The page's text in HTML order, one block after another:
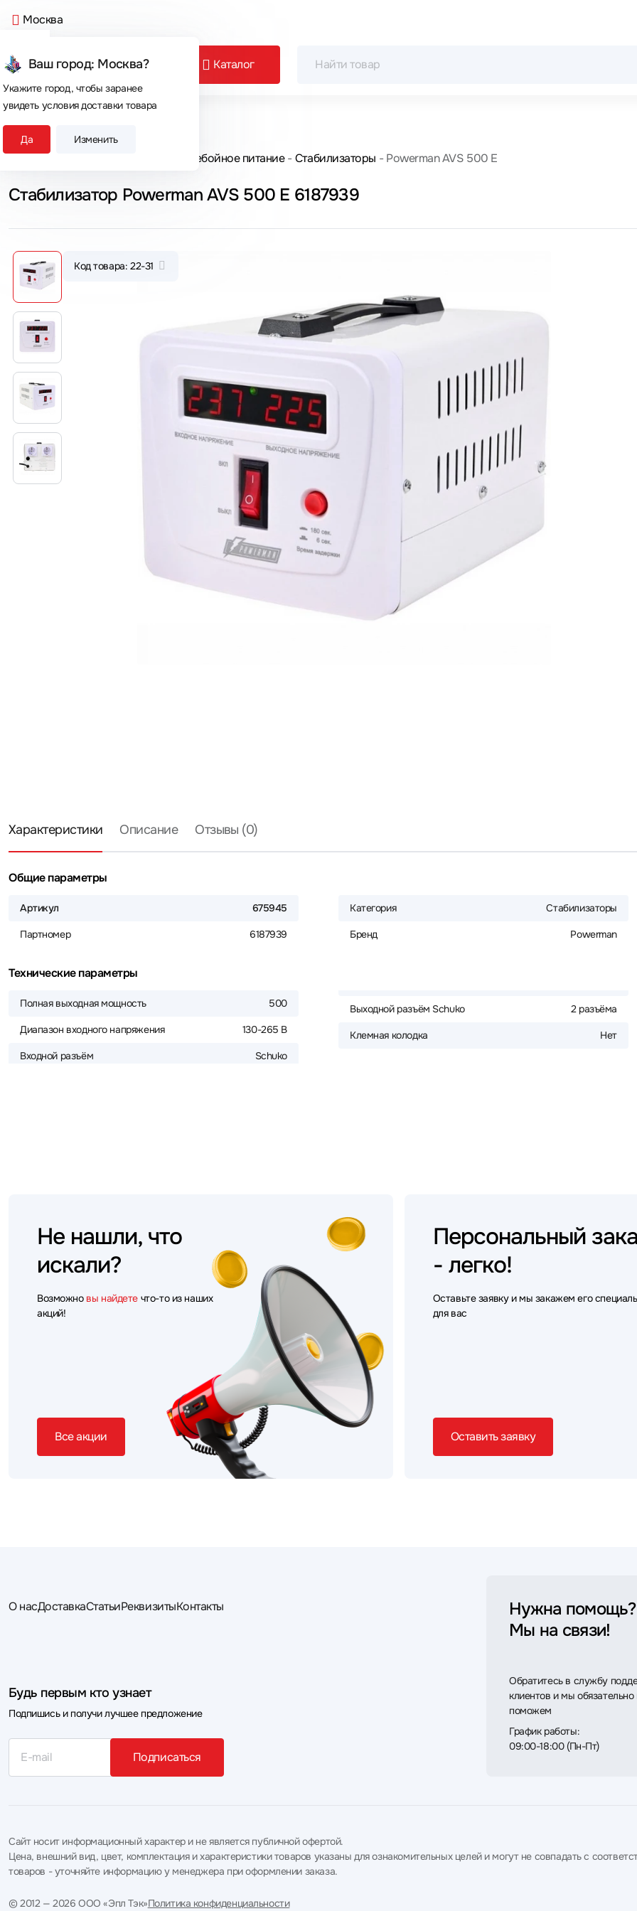
Москва
Ваш город: Москва?
Укажите город, чтобы заранее
увидеть условия доставки товара
Да Изменить
Каталог
Сегодня покупают
Главная Бесперебойное питание Стабилизаторы Powerman AVS 500 E
Стабилизатор Powerman AVS 500 E 6187939
Код товара: 22-31
Характеристики Описание Отзывы (0)
Общие параметры
Артикул 675945
Партномер 6187939
Категория Стабилизаторы
Бренд Powerman
Технические параметры
Полная выходная мощность 500
Диапазон входного напряжения 130-265 В
Входной разъём Schuko
Выходной разъём Schuko 2 разъёма
Клемная колодка Нет
Не нашли, что
искали?
Возможно вы найдете что-то из наших
акций!
Все акции
Персональный
- легко!
Оставьте заявку и мы закажем его
для вас
Оставить заявку
О насДоставкаСтатьиРеквизитыКонтакты
Будь первым кто узнает
Подпишись и получи лучшее предложение
Подписаться
Нужна помощь?
Мы на связи!
Обратитесь в службу
клиентов и мы
поможем
График работы:
09:00-18:00 (Пн-Пт)
Сайт носит информационный характер и не является публичной офертой.
Цена, внешний вид, цвет, комплектация и характеристики товаров указаны для ознакомительных целей и могут не совпадать с
товаров - уточняйте информацию у менеджера при оформлении заказа.
© 2012 — 2026 ООО «Эпл Тэк»Политика конфиденциальности